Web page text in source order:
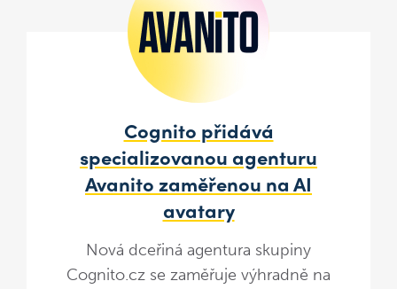
Cognito přidává
specializovanou agenturu
Avanito zaměřenou na AI
avatary
Nová dceřiná agentura skupiny
Cognito.cz se zaměřuje výhradně na